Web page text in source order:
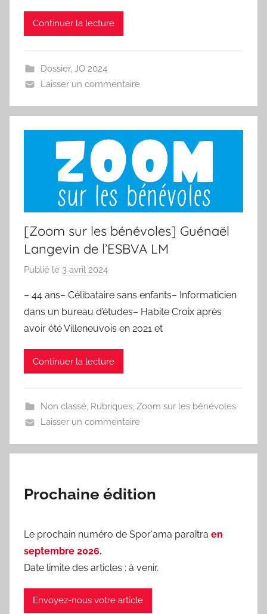
o
r
a
Continuer la lecture
Dossier, JO 2024
Laisser un commentaire
[Zoom sur les bénévoles] Guénaël
Langevin de l’ESBVA LM
Publié le 3 avril 2024
r
S
p
o
r
m
a
– 44 ans– Célibataire sans enfants– Informaticien
dans un bureau d’études– Habite Croix après
avoir été Villeneuvois en 2021 et
Continuer la lecture
Non classé, Rubriques, Zoom sur les bénévoles
Laisser un commentaire
Prochaine édition
Le prochain numéro de Spor'ama paraîtra en
septembre 2026.
Date limite des articles : à venir.
Envoyez-nous votre article